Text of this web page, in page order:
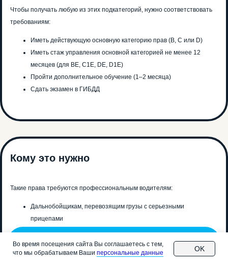
Позвонить в автошколу
Во время посещения сайта Вы соглашаетесь с тем,
что мы обрабатываем Ваши персональные данные
OK
Чтобы получать любую из этих подкатегорий, нужно соответствовать
требованиям:
Иметь действующую основную категорию прав (B, C или D)
Иметь стаж управления основной категорией не менее 12
месяцев (для BE, C1E, DE, D1E)
Пройти дополнительное обучение (1–2 месяца)
Сдать экзамен в ГИБДД
Кому это нужно
Такие права требуются профессиональным водителям:
Дальнобойщикам, перевозящим грузы с серьезными
прицепами
Владельцам катеров и лодок, которые буксируют их на
прицепе за легковым автомобилем
Водителям автобусов, которые возят багаж или оборудование
НА НАС В СОЦИАЛЬНЫХ СЕТЯХ!
ПОДПИШИСЬ
info.ekb@avtostatys.ru